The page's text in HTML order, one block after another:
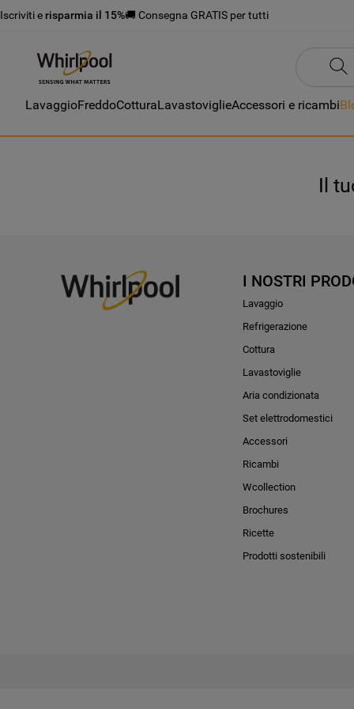
Iscriviti e risparmia il 15%🚚 Consegna GRATIS per tutti
LavaggioFreddoCotturaLavastoviglieAccessori e ricambi
Il
I NOSTRI
Lavaggio
Refrigerazione
Cottura
Lavastoviglie
Aria condizionata
Set elettrodomestici
Accessori
Ricambi
Wcollection
Brochures
Ricette
Prodotti sostenibili